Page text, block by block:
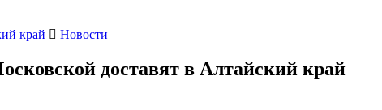
край Новости
доставят в Алтайский край